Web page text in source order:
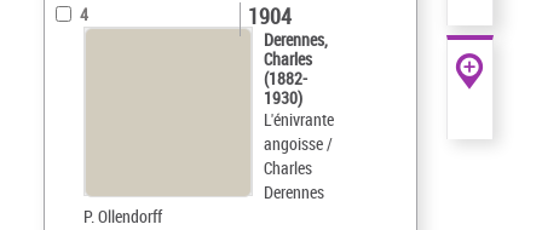
4
Derennes,
Charles
(1882-
1930)
L'énivrante
angoisse /
Charles
Derennes
P. Ollendorff
1904